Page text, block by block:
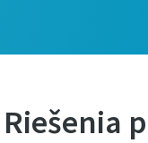
Riešenia